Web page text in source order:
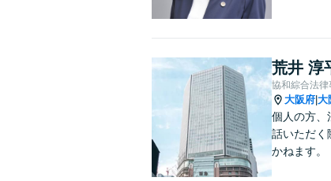
荒井 淳
協和綜合法律
大阪府 大
個人の方、
話いただく
かねます。